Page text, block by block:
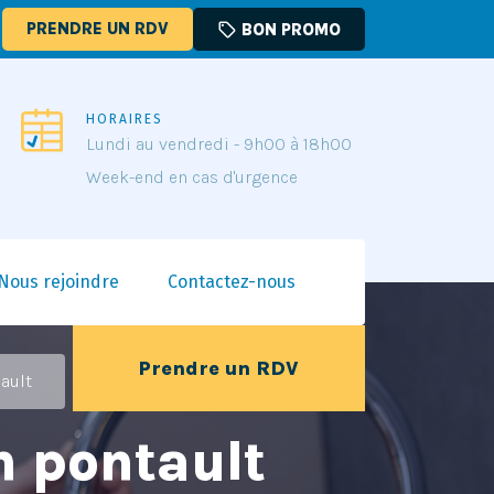
PRENDRE UN RDV sell BON PROMO
HORAIRES
Lundi au vendredi - 9h00 à 18h00
Week-end en cas d'urgence
Nous rejoindre Contactez-nous
Prendre un RDV
pontault